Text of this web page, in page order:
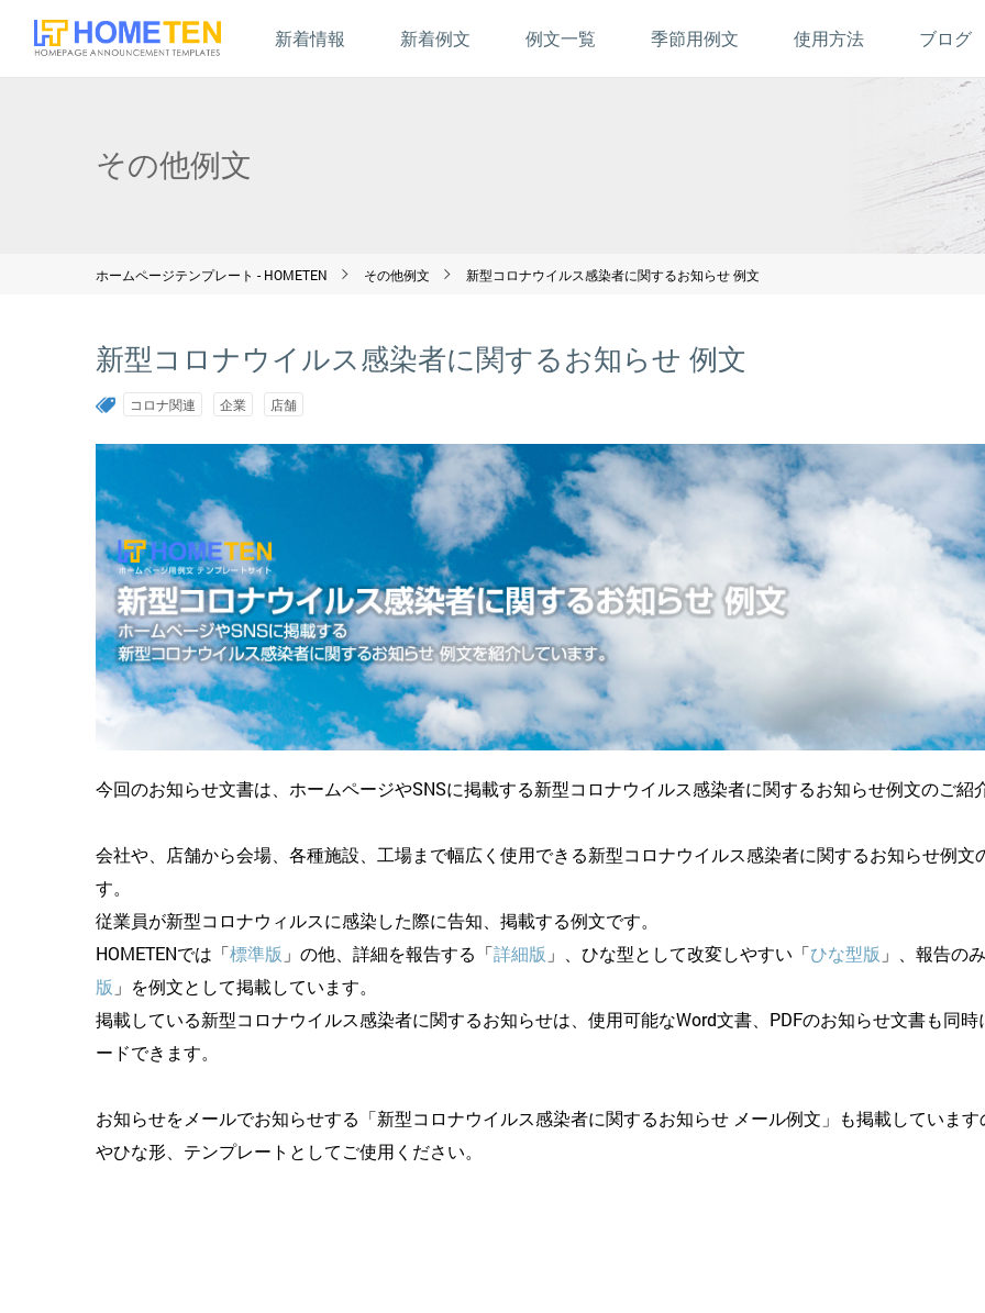
新着情報 新着例文 例文一覧 季節用例文 使用方法 ブログ
その他例文
ホームページテンプレート - HOMETEN その他例文 新型コロナウイルス感染者に関するお知らせ 例文
新型コロナウイルス感染者に関するお知らせ 例文
コロナ関連 企業 店舗
今回のお知らせ文書は、ホームページやSNSに掲載する新型コロナウイルス感染者に関するお知らせ例文のご紹
会社や、店舗から会場、各種施設、工場まで幅広く使用できる新型コロナウイルス感染者に関するお知らせ例文
す。
従業員が新型コロナウィルスに感染した際に告知、掲載する例文です。
HOMETENでは「標準版 」の他、詳細を報告する「詳細版 」、ひな型として改変しやすい「ひな型版 」、報告の
版 」を例文として掲載しています。
掲載している新型コロナウイルス感染者に関するお知らせは、使用可能なWord文書、PDFのお知らせ文書も同時
ードできます。
お知らせをメールでお知らせする「新型コロナウイルス感染者に関するお知らせ メール例文」も掲載していま
やひな形、テンプレートとしてご使用ください。